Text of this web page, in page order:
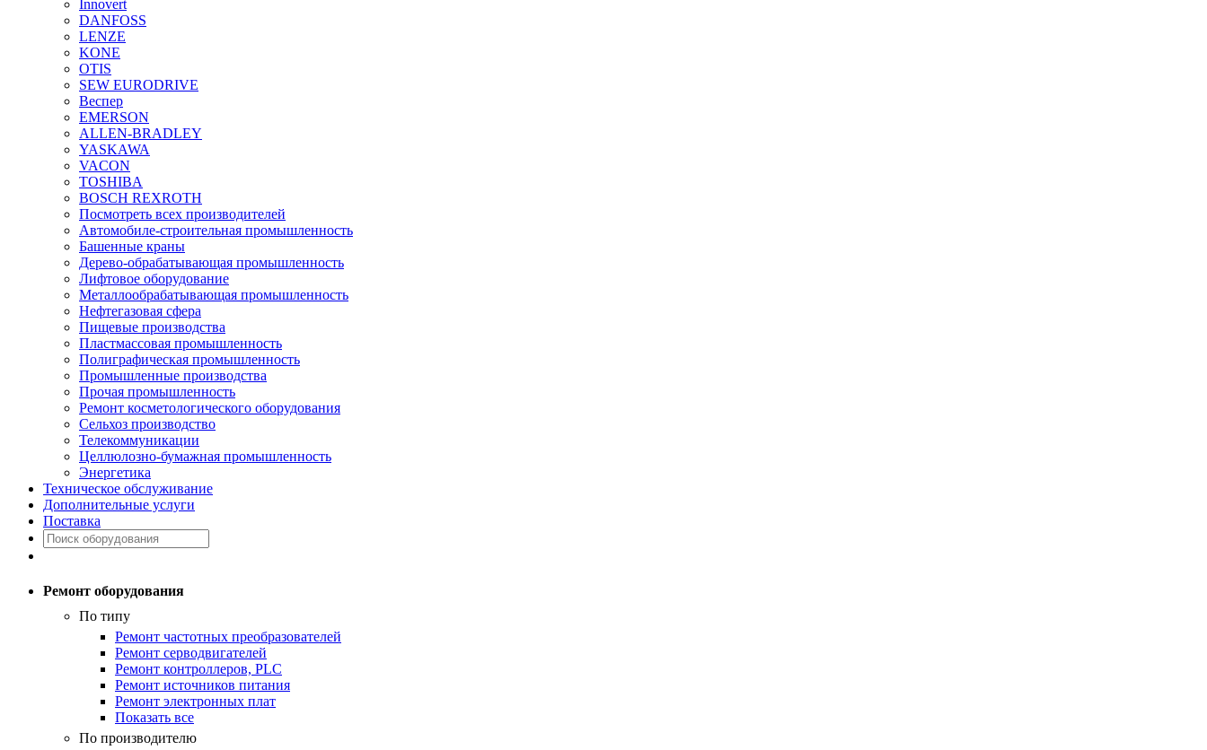
Innovert
DANFOSS
LENZE
KONE
OTIS
SEW EURODRIVE
Веспер
EMERSON
ALLEN-BRADLEY
YASKAWA
VACON
TOSHIBA
BOSCH REXROTH
Посмотреть всех производителей
Автомобиле-строительная промышленность
Башенные краны
Дерево-обрабатывающая промышленность
Лифтовое оборудование
Металлообрабатывающая промышленность
Нефтегазовая сфера
Пищевые производства
Пластмассовая промышленность
Полиграфическая промышленность
Промышленные производства
Прочая промышленность
Ремонт косметологического оборудования
Сельхоз производство
Телекоммуникации
Целлюлозно-бумажная промышленность
Энергетика
Техническое обслуживание
Дополнительные услуги
Поставка
Ремонт оборудования
По типу
Ремонт частотных преобразователей
Ремонт серводвигателей
Ремонт контроллеров, PLC
Ремонт источников питания
Ремонт электронных плат
Показать все
По производителю